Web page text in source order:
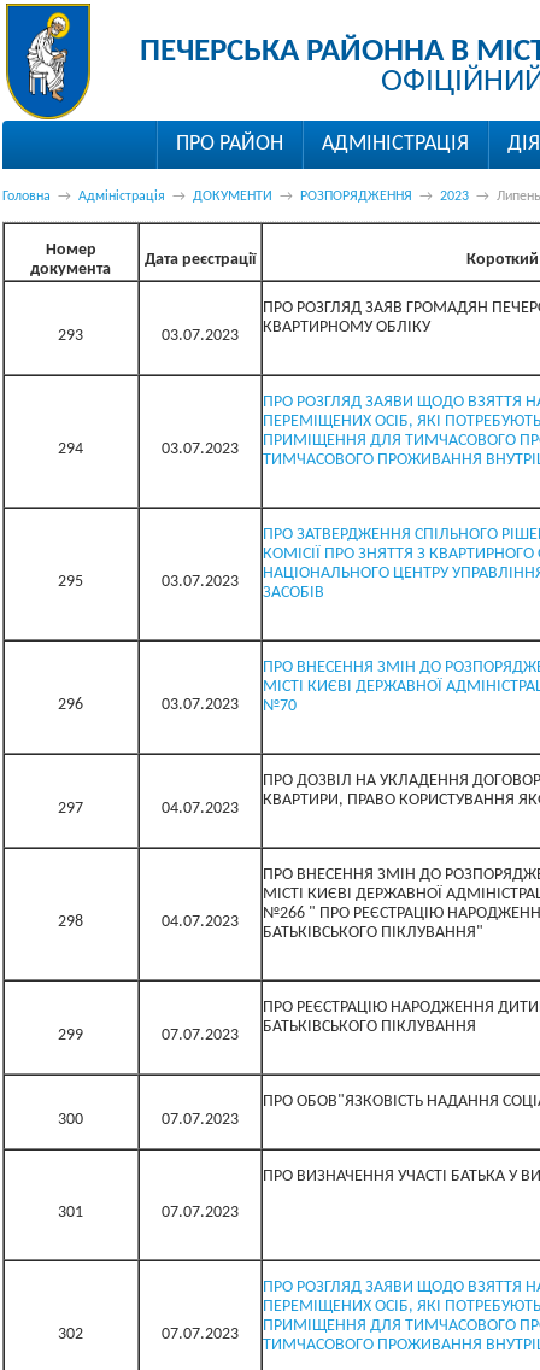
ПЕЧЕРСЬКА РАЙОННА В
ПРО РАЙОН АДМІНІСТРАЦІЯ
Головна → Адміністрація → ДОКУМЕНТИ → РОЗПОРЯДЖЕННЯ → 2023→
Номер
документа
Дата реєстрації Короткий
293 03.07.2023
ПРО РОЗГЛЯД ЗАЯВ ГРОМАДЯН
КВАРТИРНОМУ ОБЛІКУ
294 03.07.2023
ПРО РОЗГЛЯД ЗАЯВИ ЩОДО ВЗЯТТЯ
ПЕРЕМІЩЕНИХ ОСІБ, ЯКІ
ПРИМІЩЕННЯ ДЛЯ ТИМЧАСОВОГО
ТИМЧАСОВОГО ПРОЖИВАННЯ
295 03.07.2023
ПРО ЗАТВЕРДЖЕННЯ СПІЛЬНОГО
КОМІСІЇ ПРО ЗНЯТТЯ З КВАРТИРНОГО
НАЦІОНАЛЬНОГО ЦЕНТРУ
ЗАСОБІВ
296 03.07.2023
ПРО ВНЕСЕННЯ ЗМІН ДО
МІСТІ КИЄВІ ДЕРЖАВНОЇ
№70
297 04.07.2023
ПРО ДОЗВІЛ НА УКЛАДЕННЯ
КВАРТИРИ, ПРАВО КОРИСТУВАННЯ
298 04.07.2023
ПРО ВНЕСЕННЯ ЗМІН ДО
МІСТІ КИЄВІ ДЕРЖАВНОЇ
№266 " ПРО РЕЄСТРАЦІЮ
БАТЬКІВСЬКОГО ПІКЛУВАННЯ"
299 07.07.2023
ПРО РЕЄСТРАЦІЮ НАРОДЖЕННЯ
БАТЬКІВСЬКОГО ПІКЛУВАННЯ
300 07.07.2023
ПРО ОБОВ"ЯЗКОВІСТЬ НАДАННЯ
301 07.07.2023
ПРО ВИЗНАЧЕННЯ УЧАСТІ БАТЬКА У
302 07.07.2023
ПРО РОЗГЛЯД ЗАЯВИ ЩОДО ВЗЯТТЯ
ПЕРЕМІЩЕНИХ ОСІБ, ЯКІ
ПРИМІЩЕННЯ ДЛЯ ТИМЧАСОВОГО
ТИМЧАСОВОГО ПРОЖИВАННЯ